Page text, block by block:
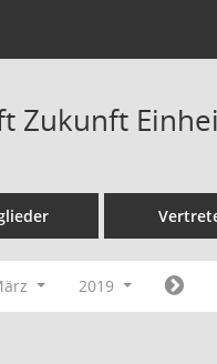
Zukunft
2019